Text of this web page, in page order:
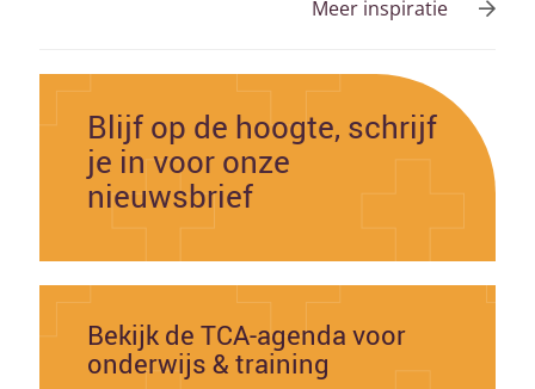
Blijf op de hoogte, schrijf
je in voor onze
nieuwsbrief
Bekijk de TCA-agenda voor
onderwijs & training
Meer inspiratie